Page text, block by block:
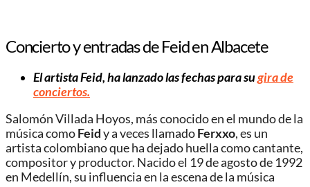
Concierto y entradas de Feid en Albacete
El artista Feid, ha lanzado las fechas para sugira de
conciertos.
Salomón Villada Hoyos, más conocido en el mundo de la
música comoFeidy a veces llamadoFerxxo, es un
artista colombiano que ha dejado huella como cantante,
compositor y productor. Nacido el 19 de agosto de 1992
en Medellín, su influencia en la escena de la música